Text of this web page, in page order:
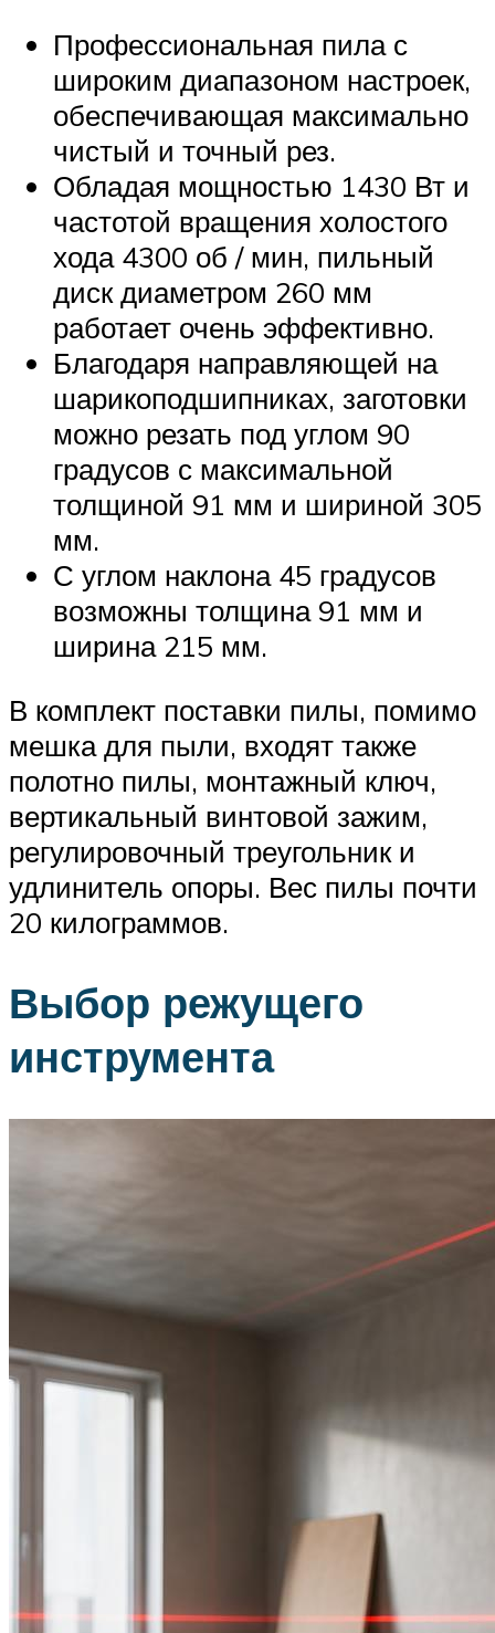
Профессиональная пила с
широким диапазоном настроек,
обеспечивающая максимально
чистый и точный рез.
Обладая мощностью 1430 Вт и
частотой вращения холостого
хода 4300 об / мин, пильный
диск диаметром 260 мм
работает очень эффективно.
Благодаря направляющей на
шарикоподшипниках, заготовки
можно резать под углом 90
градусов с максимальной
толщиной 91 мм и шириной 305
мм.
С углом наклона 45 градусов
возможны толщина 91 мм и
ширина 215 мм.
В комплект поставки пилы, помимо
мешка для пыли, входят также
полотно пилы, монтажный ключ,
вертикальный винтовой зажим,
регулировочный треугольник и
удлинитель опоры. Вес пилы почти
20 килограммов.
Выбор режущего
инструмента